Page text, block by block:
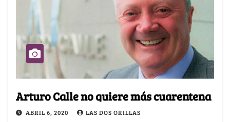
Arturo Calle no quiere más cuarentena
ABRIL 6, 2020 LAS DOS ORILLAS